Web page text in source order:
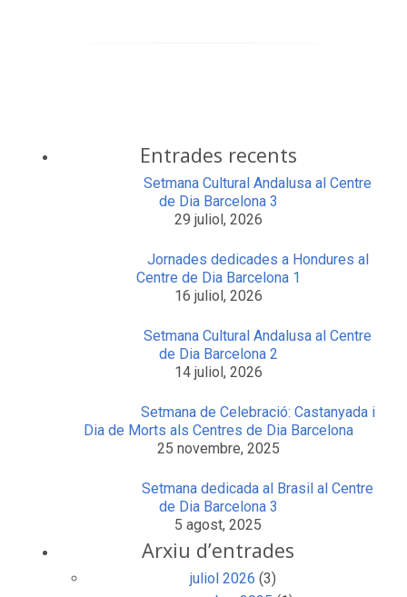
Entrades recents
Setmana Cultural Andalusa al Centre
de Dia Barcelona 3
29 juliol, 2026
Jornades dedicades a Hondures al
Centre de Dia Barcelona 1
16 juliol, 2026
Setmana Cultural Andalusa al Centre
de Dia Barcelona 2
14 juliol, 2026
Setmana de Celebració: Castanyada i
Dia de Morts als Centres de Dia Barcelona
25 novembre, 2025
Setmana dedicada al Brasil al Centre
de Dia Barcelona 3
5 agost, 2025
Arxiu d’entrades
juliol 2026 (3)